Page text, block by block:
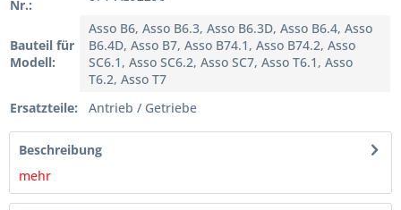
Nr.:
Bauteil für
Modell:
Asso B6, Asso B6.3, Asso B6.3D, Asso B6.4, Asso
B6.4D, Asso B7, Asso B74.1, Asso B74.2, Asso
SC6.1, Asso SC6.2, Asso SC7, Asso T6.1, Asso
T6.2, Asso T7
Ersatzteile:
Antrieb / Getriebe
Beschreibung
mehr